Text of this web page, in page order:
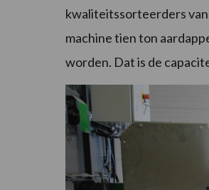
kwaliteitssorteerders
machine tien ton
worden. Dat is de